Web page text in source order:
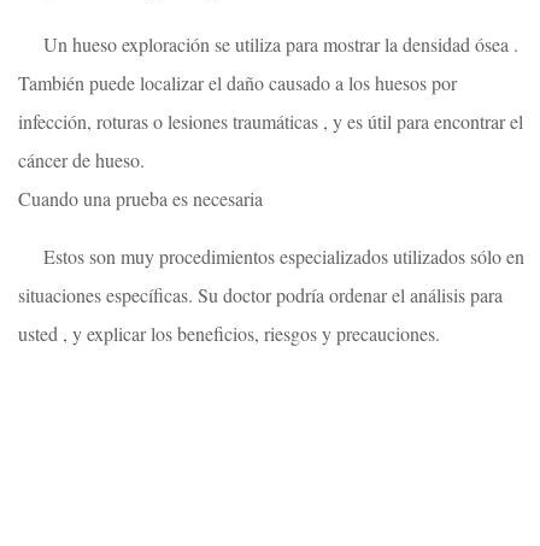
Un hueso exploración se utiliza para mostrar la densidad ósea .
También puede localizar el daño causado a los huesos por
infección, roturas o lesiones traumáticas , y es útil para encontrar el
cáncer de hueso.
Cuando una prueba es necesaria
Estos son muy procedimientos especializados utilizados sólo en
situaciones específicas. Su doctor podría ordenar el análisis para
usted , y explicar los beneficios, riesgos y precauciones.